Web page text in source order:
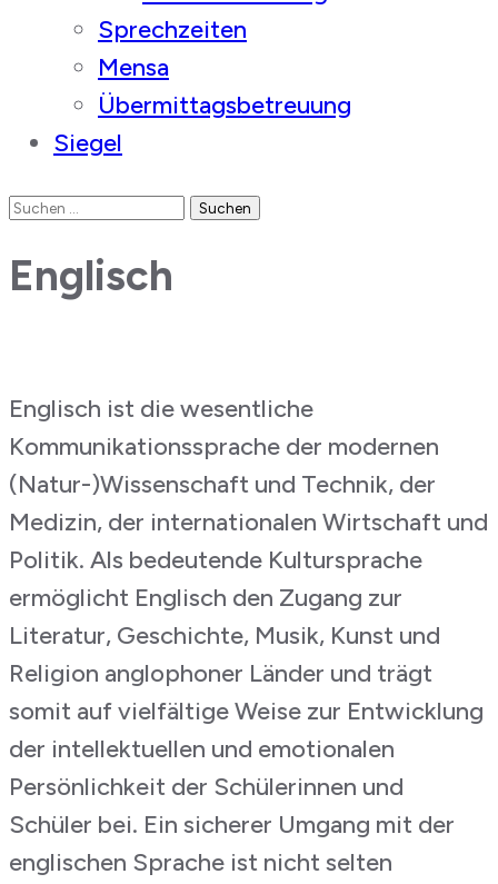
Sprechzeiten
Mensa
Übermittagsbetreuung
Siegel
Suchen
Englisch
Englisch ist die wesentliche
Kommunikationssprache der modernen
(Natur-)Wissenschaft und Technik, der
Medizin, der internationalen Wirtschaft und
Politik. Als bedeutende Kultursprache
ermöglicht Englisch den Zugang zur
Literatur, Geschichte, Musik, Kunst und
Religion anglophoner Länder und trägt
somit auf vielfältige Weise zur Entwicklung
der intellektuellen und emotionalen
Persönlichkeit der Schülerinnen und
Schüler bei. Ein sicherer Umgang mit der
englischen Sprache ist nicht selten